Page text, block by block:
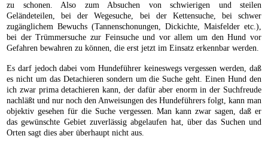
zu schonen. Also zum Absuchen von schwierigen und steilen
Geländeteilen, bei der Wegesuche, bei der Kettensuche, bei schwer
zugänglichem Bewuchs (Tannenschonungen, Dickichte, Maisfelder etc.),
bei der Trümmersuche zur Feinsuche und vor allem um den Hund vor
Gefahren bewahren zu können, die erst jetzt im Einsatz erkennbar werden.
Es darf jedoch dabei vom Hundeführer keineswegs vergessen werden, daß
es nicht um das Detachieren sondern um die Suche geht. Einen Hund den
ich zwar prima detachieren kann, der dafür aber enorm in der Suchfreude
nachläßt und nur noch den Anweisungen des Hundeführers folgt, kann man
objektiv gesehen für die Suche vergessen. Man kann zwar sagen, daß er
das gewünschte Gebiet zuverlässig abgelaufen hat, über das Suchen und
Orten sagt dies aber überhaupt nicht aus.